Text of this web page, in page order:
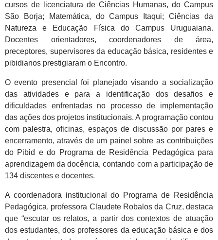
cursos de licenciatura de Ciências Humanas, do Campus
São Borja; Matemática, do Campus Itaqui; Ciências da
Natureza e Educação Física do Campus Uruguaiana.
Docentes orientadores, coordenadores de área,
preceptores, supervisores da educação básica, residentes e
pibidianos prestigiaram o Encontro.
O evento presencial foi planejado visando a socialização
das atividades e para a identificação dos desafios e
dificuldades enfrentadas no processo de implementação
das ações dos projetos institucionais. A programação contou
com palestra, oficinas, espaços de discussão por pares e
encerramento, através de um painel sobre as contribuições
do Pibid e do Programa de Residência Pedagógica para
aprendizagem da docência, contando com a participação de
134 discentes e docentes.
A coordenadora institucional do Programa de Residência
Pedagógica, professora Claudete Robalos da Cruz, destaca
que “escutar os relatos, a partir dos contextos de atuação
dos estudantes, dos professores da educação básica e dos